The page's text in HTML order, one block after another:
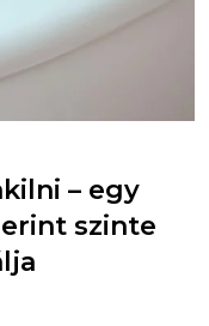
– egy
szinte